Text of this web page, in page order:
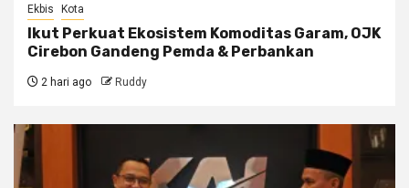
Ekbis Kota
Ikut Perkuat Ekosistem Komoditas Garam, OJK
Cirebon Gandeng Pemda & Perbankan
2 hari ago Ruddy